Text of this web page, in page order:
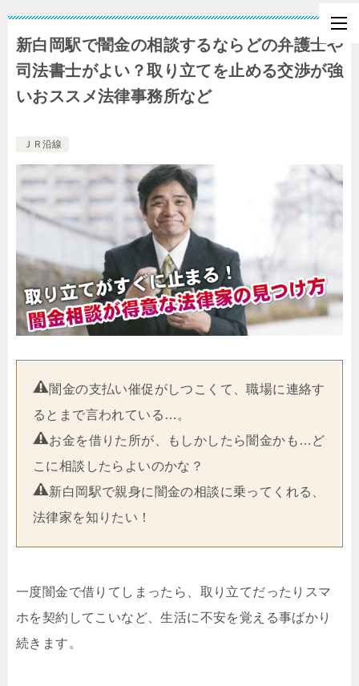
新白岡駅で闇金の相談するならどの弁護士や
司法書士がよい？取り立てを止める交渉が強
いおススメ法律事務所など
ＪＲ沿線
闇金の支払い催促がしつこくて、職場に連絡す
るとまで言われている…。
お金を借りた所が、もしかしたら闇金かも…ど
こに相談したらよいのかな？
新白岡駅で親身に闇金の相談に乗ってくれる、
法律家を知りたい！
一度闇金で借りてしまったら、取り立てだったりスマ
ホを契約してこいなど、生活に不安を覚える事ばかり
続きます。